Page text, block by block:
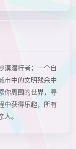
漠潜行者；一个自
市中的文明残余中
你周围的世界，寻
中获得乐趣，所有
。